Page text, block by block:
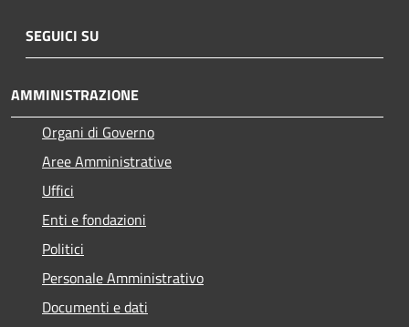
SEGUICI SU
AMMINISTRAZIONE
Organi di Governo
Aree Amministrative
Uffici
Enti e fondazioni
Politici
Personale Amministrativo
Documenti e dati